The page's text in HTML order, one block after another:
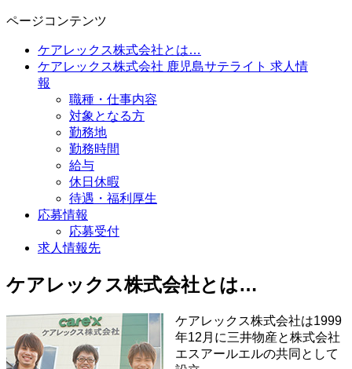
ページコンテンツ
ケアレックス株式会社とは…
ケアレックス株式会社 鹿児島サテライト 求人情
報
職種・仕事内容
対象となる方
勤務地
勤務時間
給与
休日休暇
待遇・福利厚生
応募情報
応募受付
求人情報先
ケアレックス株式会社とは…
ケアレックス株式会社は1999
年12月に三井物産と株式会社
エスアールエルの共同として